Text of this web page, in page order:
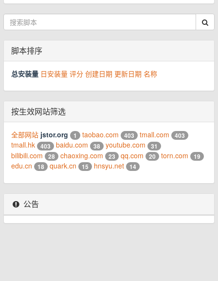
脚本排序
总安装量 日安装量 评分 创建日期 更新日期 名称
按生效网站筛选
全部网站 jstor.org 1 taobao.com 403 tmall.com 403
tmall.hk 403 baidu.com 38 youtube.com 31
bilibili.com 28 chaoxing.com 23 qq.com 20 torn.com 19
edu.cn 18 quark.cn 15 hnsyu.net 14
公告